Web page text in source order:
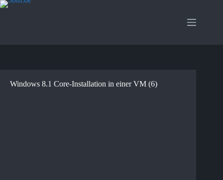
Zum
Windows 8.1 Core-Installation in einer VM (6)